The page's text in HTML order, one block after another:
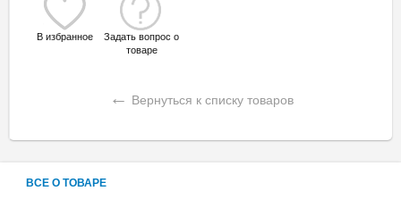
В избранное
Задать вопрос о
товаре
← Вернуться к списку товаров
ВСЕ О ТОВАРЕ